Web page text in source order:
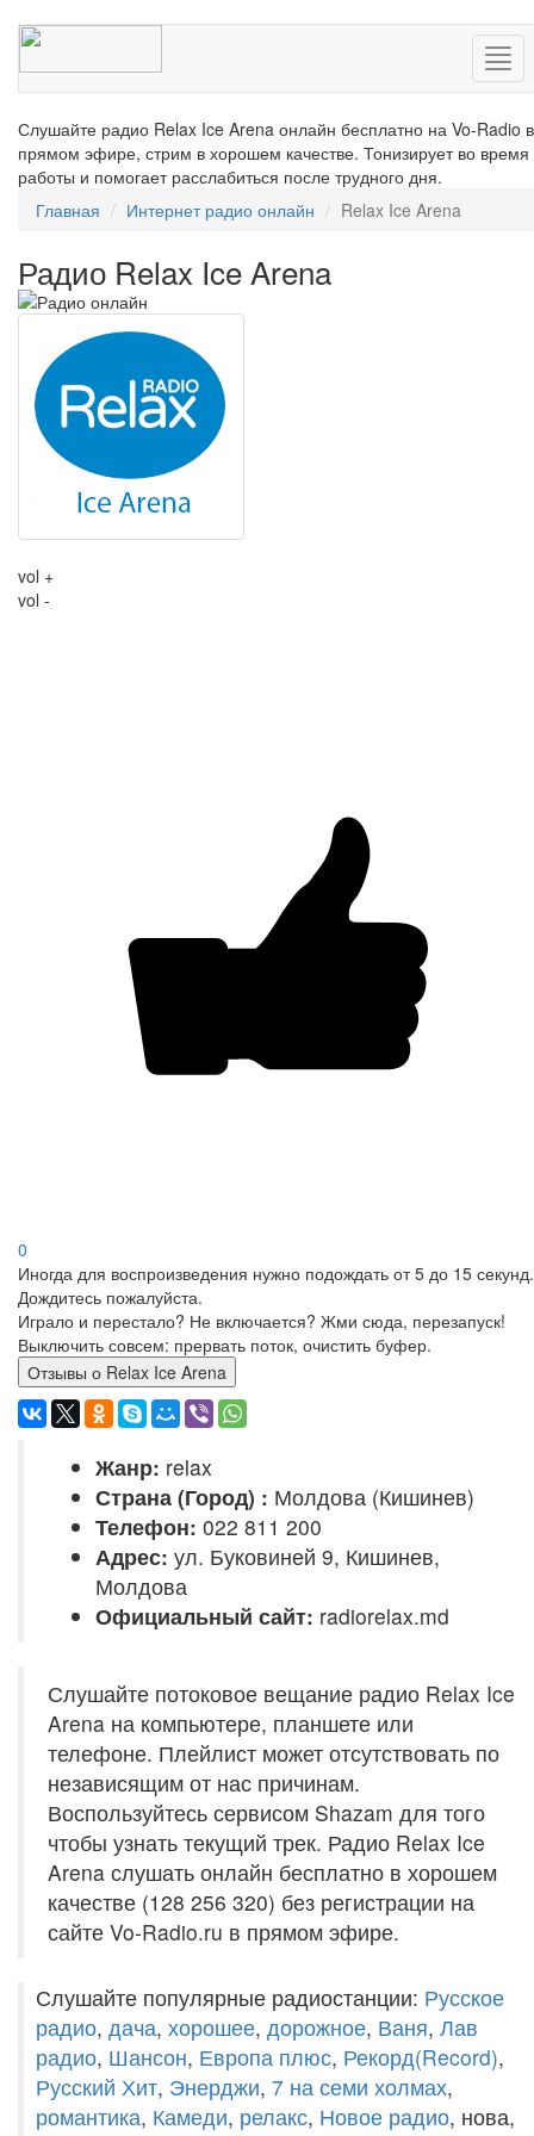
Слушайте радио Relax Ice Arena онлайн бесплатно на Vo-Radio в
прямом эфире, стрим в хорошем качестве. Тонизирует во время
работы и помогает расслабиться после трудного дня.
Главная
Интернет радио онлайн Relax Ice Arena
Радио Relax Ice Arena
vol +
vol -
0
Иногда для воспроизведения нужно подождать от 5 до 15 секунд.
Дождитесь пожалуйста.
Играло и перестало? Не включается? Жми сюда, перезапуск!
Выключить совсем: прервать поток, очистить буфер.
Отзывы о Relax Ice Arena
Жанр: relax
Страна (Город) : Молдова (Кишинев)
Телефон: 022 811 200
Адрес: ул. Буковиней 9, Кишинев,
Молдова
Официальный сайт: radiorelax.md
Слушайте потоковое вещание радио Relax Ice
Arena на компьютере, планшете или
телефоне. Плейлист может отсутствовать по
независящим от нас причинам.
Воспользуйтесь сервисом Shazam для того
чтобы узнать текущий трек. Радио Relax Ice
Arena слушать онлайн бесплатно в хорошем
качестве (128 256 320) без регистрации на
сайте Vo-Radio.ru в прямом эфире.
Слушайте популярные радиостанции: Русское
радио, дача, хорошее, дорожное, Ваня, Лав
радио, Шансон, Европа плюс, Рекорд(Record),
Русский Хит, Энерджи, 7 на семи холмах,
романтика, Камеди, релакс, Новое радио, нова,